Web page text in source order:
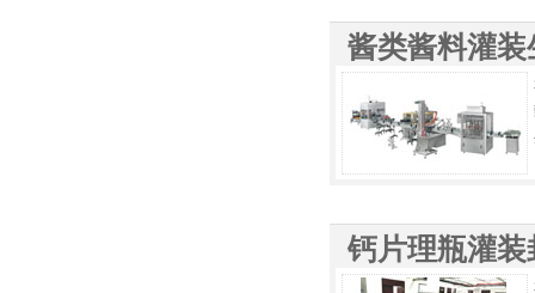
酱类酱料灌
钙片理瓶灌